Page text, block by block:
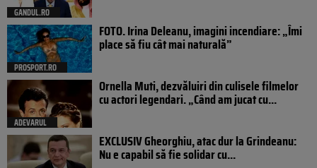
GANDUL.RO
PROSPORT.RO
FOTO. Irina Deleanu, imagini incendiare: „Îmi
place să fiu cât mai naturală”
ADEVARUL
Ornella Muti, dezvăluiri din culisele filmelor
cu actori legendari. „Când am jucat cu...
EXCLUSIV Gheorghiu, atac dur la Grindeanu:
Nu e capabil să fie solidar cu...